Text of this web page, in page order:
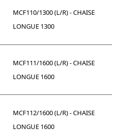
MCF110/1300 (L/R) - CHAISE
LONGUE 1300
MCF111/1600 (L/R) - CHAISE
LONGUE 1600
MCF112/1600 (L/R) - CHAISE
LONGUE 1600